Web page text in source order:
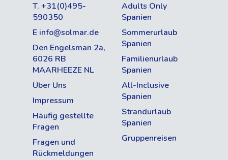
T. +31(0)495-
590350
E info@solmar.de
Den Engelsman 2a,
6026 RB
MAARHEEZE NL
Über Uns
Impressum
Häufig gestellte
Fragen
Fragen und
Rückmeldungen
Adults Only
Spanien
Sommerurlaub
Spanien
Familienurlaub
Spanien
All-Inclusive
Spanien
Strandurlaub
Spanien
Gruppenreisen